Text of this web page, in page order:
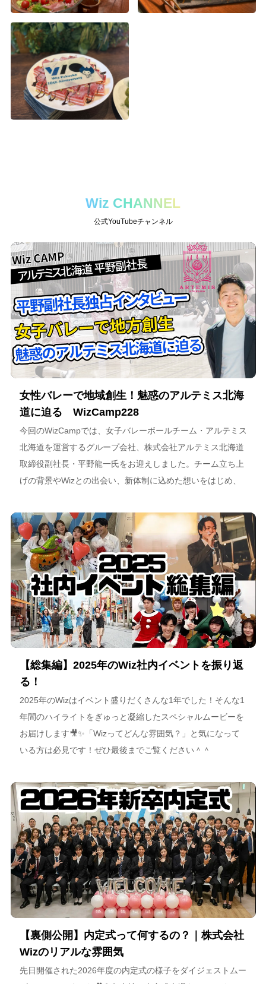
Wiz CHANNEL
公式YouTubeチャンネル
女性バレーで地域創生！魅惑のアルテミス北海
道に迫る WizCamp228
今回のWizCampでは、女子バレーボールチーム・アルテミス
北海道を運営するグループ会社、株式会社アルテミス北海道
取締役副社長・平野龍一氏をお迎えしました。チーム立ち上
げの背景やWizとの出会い、新体制に込めた想いをはじめ、
海道が描く今後のビジョンについて語っています。
【総集編】2025年のWiz社内イベントを振り返
る！
2025年のWizはイベント盛りだくさんな1年でした！そんな1
年間のハイライトをぎゅっと凝縮したスペシャルムービーを
お届けします🎥✨「Wizってどんな雰囲気？」と気になって
いる方は必見です！ぜひ最後までご覧ください＾＾
【裏側公開】内定式って何するの？｜株式会社
Wizのリアルな雰囲気
先日開催された2026年度の内定式の様子をダイジェストムー